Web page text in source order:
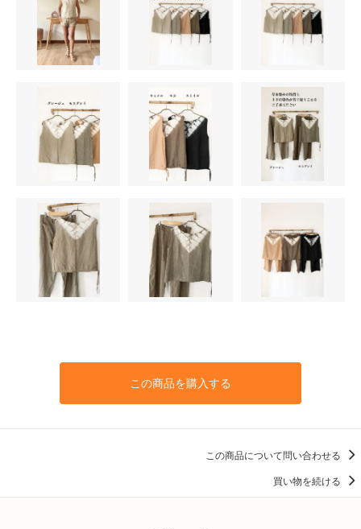
この商品を購入する
この商品について問い合わせる
買い物を続ける